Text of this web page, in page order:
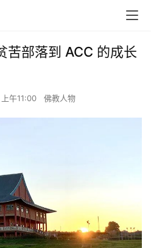
苦部落到 ACC 的成长
午11:00 佛教人物